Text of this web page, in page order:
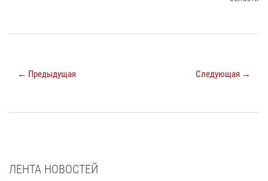
← Предыдущая Следующая →
ЛЕНТА НОВОСТЕЙ